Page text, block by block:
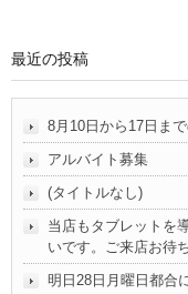
最近の投稿
8月10日から17日ま
アルバイト募集
(タイトルなし)
当店もタブレットを
いです。ご来店お待
明日28日月曜日都合